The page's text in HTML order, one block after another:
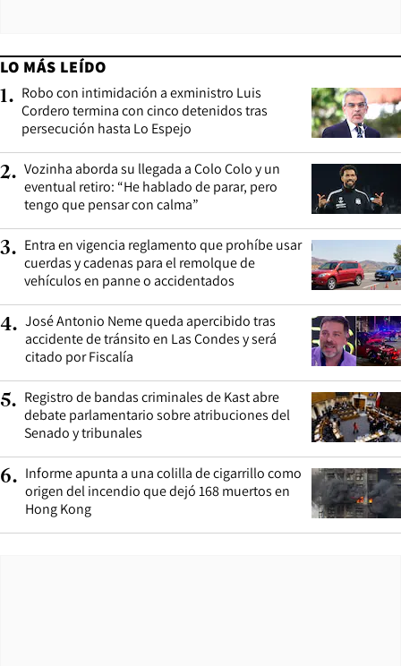
LO MÁS LEÍDO
1. Robo con intimidación a exministro Luis
Cordero termina con cinco detenidos tras
persecución hasta Lo Espejo
2. Vozinha aborda su llegada a Colo Colo y un
eventual retiro: “He hablado de parar, pero
tengo que pensar con calma”
3. Entra en vigencia reglamento que prohíbe usar
cuerdas y cadenas para el remolque de
vehículos en panne o accidentados
4. José Antonio Neme queda apercibido tras
accidente de tránsito en Las Condes y será
citado por Fiscalía
5. Registro de bandas criminales de Kast abre
debate parlamentario sobre atribuciones del
Senado y tribunales
6. Informe apunta a una colilla de cigarrillo como
origen del incendio que dejó 168 muertos en
Hong Kong